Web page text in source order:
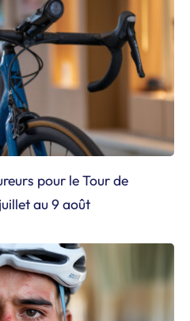
pour le Tour de
au 9 août